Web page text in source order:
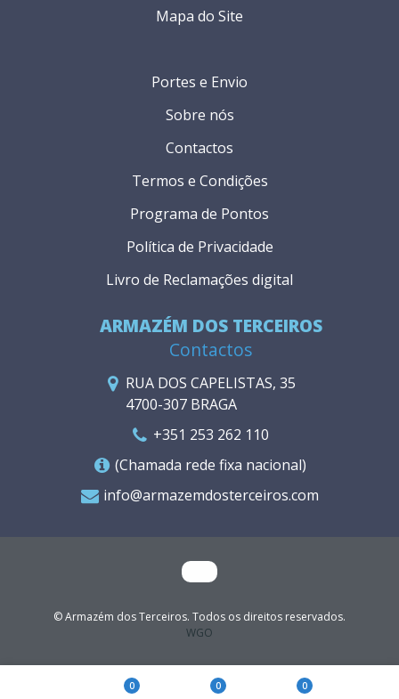
0 0 0
ARMAZÉM DOS TERCEIROS
Contactos
RUA DOS CAPELISTAS, 35
4700-307 BRAGA
+351 253 262 110
(Chamada rede fixa nacional)
info@armazemdosterceiros.com
Portes e Envio
Sobre nós
Contactos
Termos e Condições
Programa de Pontos
Política de Privacidade
Livro de Reclamações digital
Mapa do Site
© Armazém dos Terceiros. Todos os direitos reservados.
WGO